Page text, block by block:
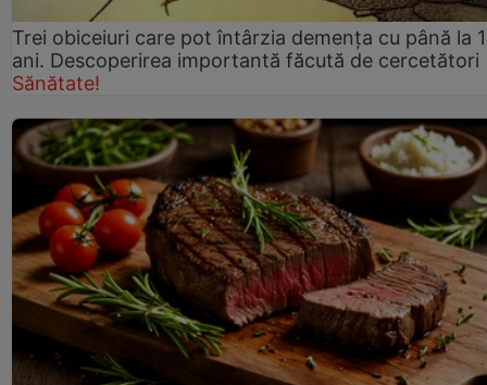
Trei obiceiuri care pot întârzia demența cu până la
ani. Descoperirea importantă făcută de cercetători
Sănătate!